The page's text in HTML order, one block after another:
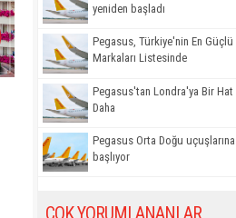
yeniden başladı
Pegasus, Türkiye'nin En Güçlü
Markaları Listesinde
Pegasus'tan Londra'ya Bir Hat
Daha
Pegasus Orta Doğu uçuşlarına
başlıyor